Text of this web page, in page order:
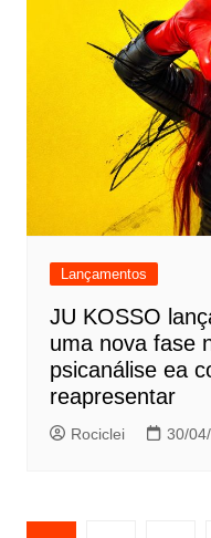
Lançamentos
JU KOSSO
uma nova fase
psicanálise ea
reapresentar
Rociclei 30/